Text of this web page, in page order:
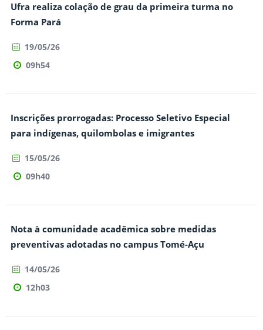
Ufra realiza colação de grau da primeira turma no
Forma Pará
19/05/26
09h54
Inscrições prorrogadas: Processo Seletivo Especial
para indígenas, quilombolas e imigrantes
15/05/26
09h40
Nota à comunidade acadêmica sobre medidas
preventivas adotadas no campus Tomé-Açu
14/05/26
12h03